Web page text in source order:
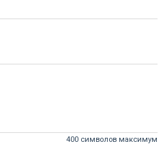
400 символов максимум